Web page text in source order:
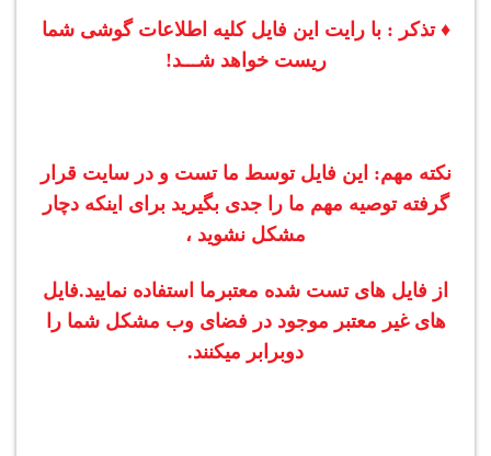
♦ تذکر : با رایت این فایل کلیه اطلاعات گوشی شما
ریست خواهد شـــد!
نکته مهم: این فایل توسط ما تست و در سایت قرار
گرفته توصیه مهم ما را جدی بگیرید برای اینکه دچار
مشکل نشوید ،
از فایل های تست شده معتبرما استفاده نمایید.فایل
های غیر معتبر موجود در فضای وب مشکل شما را
دوبرابر میکنند.